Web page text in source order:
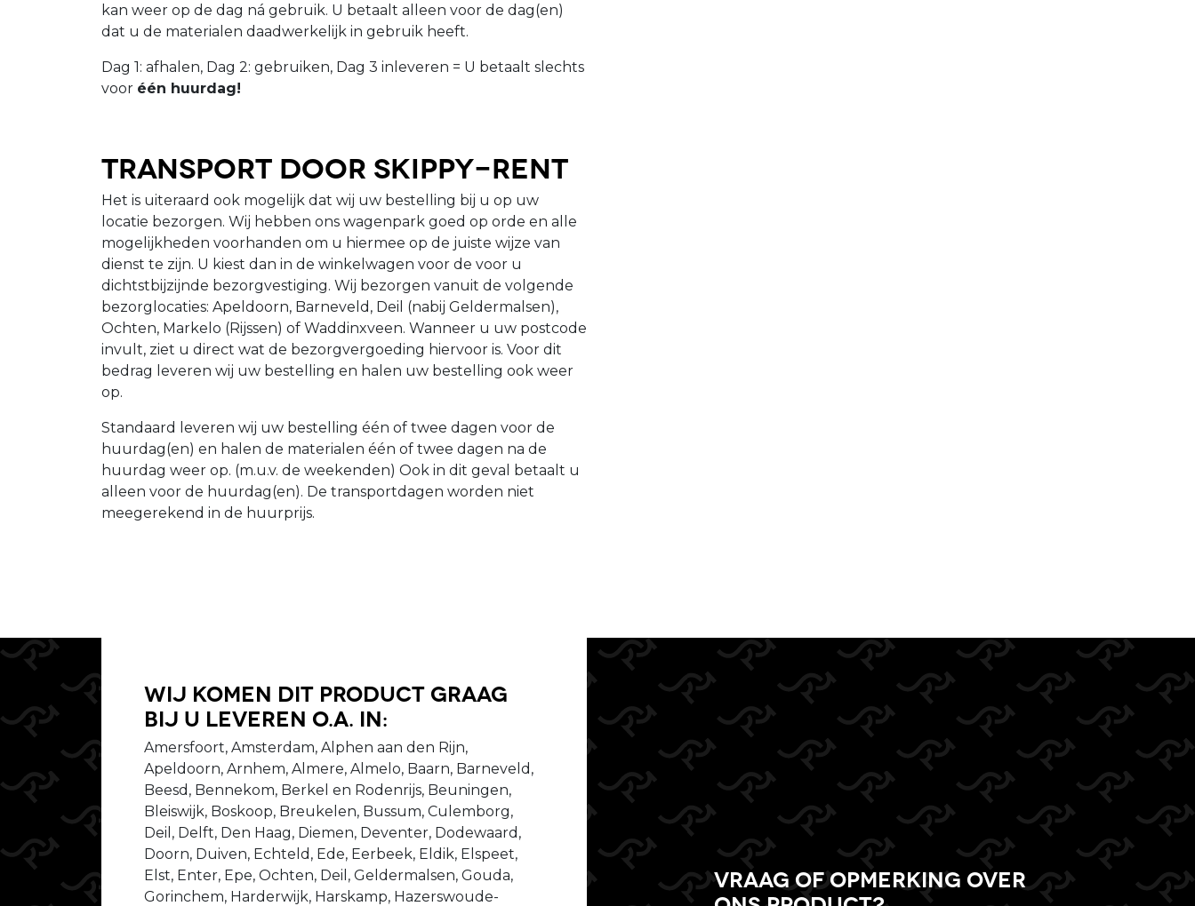
kan weer op de dag ná gebruik. U betaalt alleen voor de dag(en)
dat u de materialen daadwerkelijk in gebruik heeft.
Dag 1: afhalen, Dag 2: gebruiken, Dag 3 inleveren = U betaalt slechts
voor één huurdag!
Transport door Skippy-Rent
Het is uiteraard ook mogelijk dat wij uw bestelling bij u op uw
locatie bezorgen. Wij hebben ons wagenpark goed op orde en alle
mogelijkheden voorhanden om u hiermee op de juiste wijze van
dienst te zijn. U kiest dan in de winkelwagen voor de voor u
dichtstbijzijnde bezorgvestiging. Wij bezorgen vanuit de volgende
bezorglocaties: Apeldoorn, Barneveld, Deil (nabij Geldermalsen),
Ochten, Markelo (Rijssen) of Waddinxveen. Wanneer u uw postcode
invult, ziet u direct wat de bezorgvergoeding hiervoor is. Voor dit
bedrag leveren wij uw bestelling en halen uw bestelling ook weer
op.
Standaard leveren wij uw bestelling één of twee dagen voor de
huurdag(en) en halen de materialen één of twee dagen na de
huurdag weer op. (m.u.v. de weekenden) Ook in dit geval betaalt u
alleen voor de huurdag(en). De transportdagen worden niet
meegerekend in de huurprijs.
Wij komen dit product graag
bij u leveren o.a. in:
Amersfoort, Amsterdam, Alphen aan den Rijn,
Apeldoorn, Arnhem, Almere, Almelo, Baarn, Barneveld,
Beesd, Bennekom, Berkel en Rodenrijs, Beuningen,
Bleiswijk, Boskoop, Breukelen, Bussum, Culemborg,
Deil, Delft, Den Haag, Diemen, Deventer, Dodewaard,
Doorn, Duiven, Echteld, Ede, Eerbeek, Eldik, Elspeet,
Elst, Enter, Epe, Ochten, Deil, Geldermalsen, Gouda,
Gorinchem, Harderwijk, Harskamp, Hazerswoude-
Vraag of opmerking over